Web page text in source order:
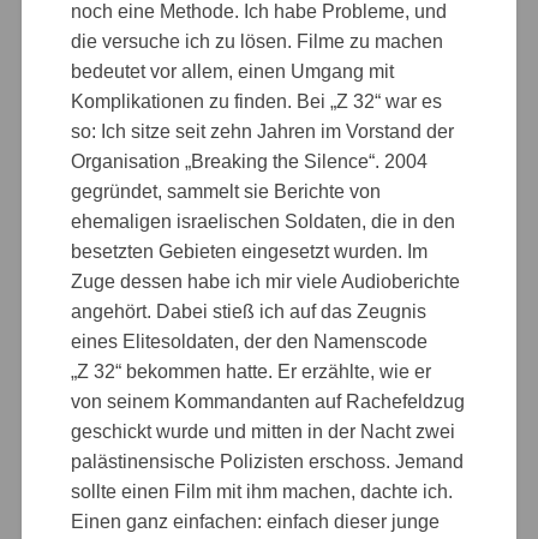
noch eine Methode. Ich habe Probleme, und
die versuche ich zu lösen. Filme zu machen
bedeutet vor allem, einen Umgang mit
Komplikationen zu finden. Bei „Z 32“ war es
so: Ich sitze seit zehn Jahren im Vorstand der
Organisation „Breaking the Silence“. 2004
gegründet, sammelt sie Berichte von
ehemaligen israelischen Soldaten, die in den
besetzten Gebieten eingesetzt wurden. Im
Zuge dessen habe ich mir viele Audioberichte
angehört. Dabei stieß ich auf das Zeugnis
eines Elitesoldaten, der den Namenscode
„Z 32“ bekommen hatte. Er erzählte, wie er
von seinem Kommandanten auf Rachefeldzug
geschickt wurde und mitten in der Nacht zwei
palästinensische Polizisten erschoss. Jemand
sollte einen Film mit ihm machen, dachte ich.
Einen ganz einfachen: einfach dieser junge